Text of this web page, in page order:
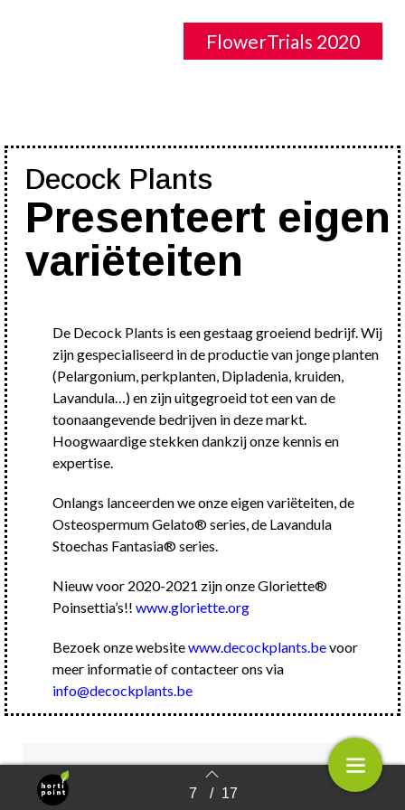
Terug naar overzicht 7 / 17
FlowerTrials 2020
Decock Plants
Presenteert eigen
variëteiten
De Decock Plants is een gestaag groeiend bedrijf. Wij
zijn gespecialiseerd in de productie van jonge planten
(Pelargonium, perkplanten, Dipladenia, kruiden,
Lavandula…) en zijn uitgegroeid tot een van de
toonaangevende bedrijven in deze markt.
Hoogwaardige stekken dankzij onze kennis en
expertise.
Onlangs lanceerden we onze eigen variëteiten, de
Osteospermum Gelato® series, de Lavandula
Stoechas Fantasia® series.
Nieuw voor 2020-2021 zijn onze Gloriette®
Poinsettia’s!! www.gloriette.org
Bezoek onze websitewww.decockplants.bevoor
meer informatie of contacteer ons via
info@decockplants.be